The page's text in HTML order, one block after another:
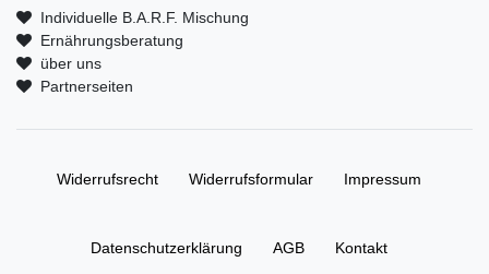
Individuelle B.A.R.F. Mischung
Ernährungsberatung
über uns
Partnerseiten
Widerrufs­recht Widerrufs­formular Impressum
Daten­schutz­erklärung AGB Kontakt